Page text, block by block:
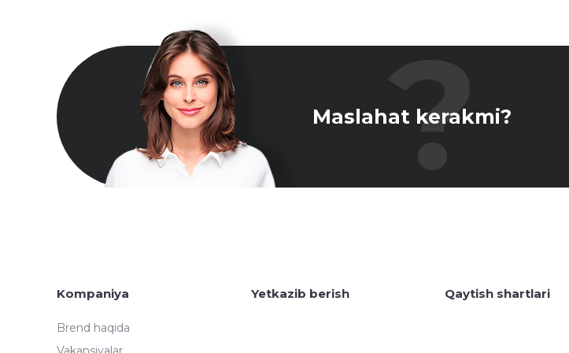
Maslahat kerakmi?
Kompaniya
Brend haqida
Yetkazib berish Qaytish shartlari